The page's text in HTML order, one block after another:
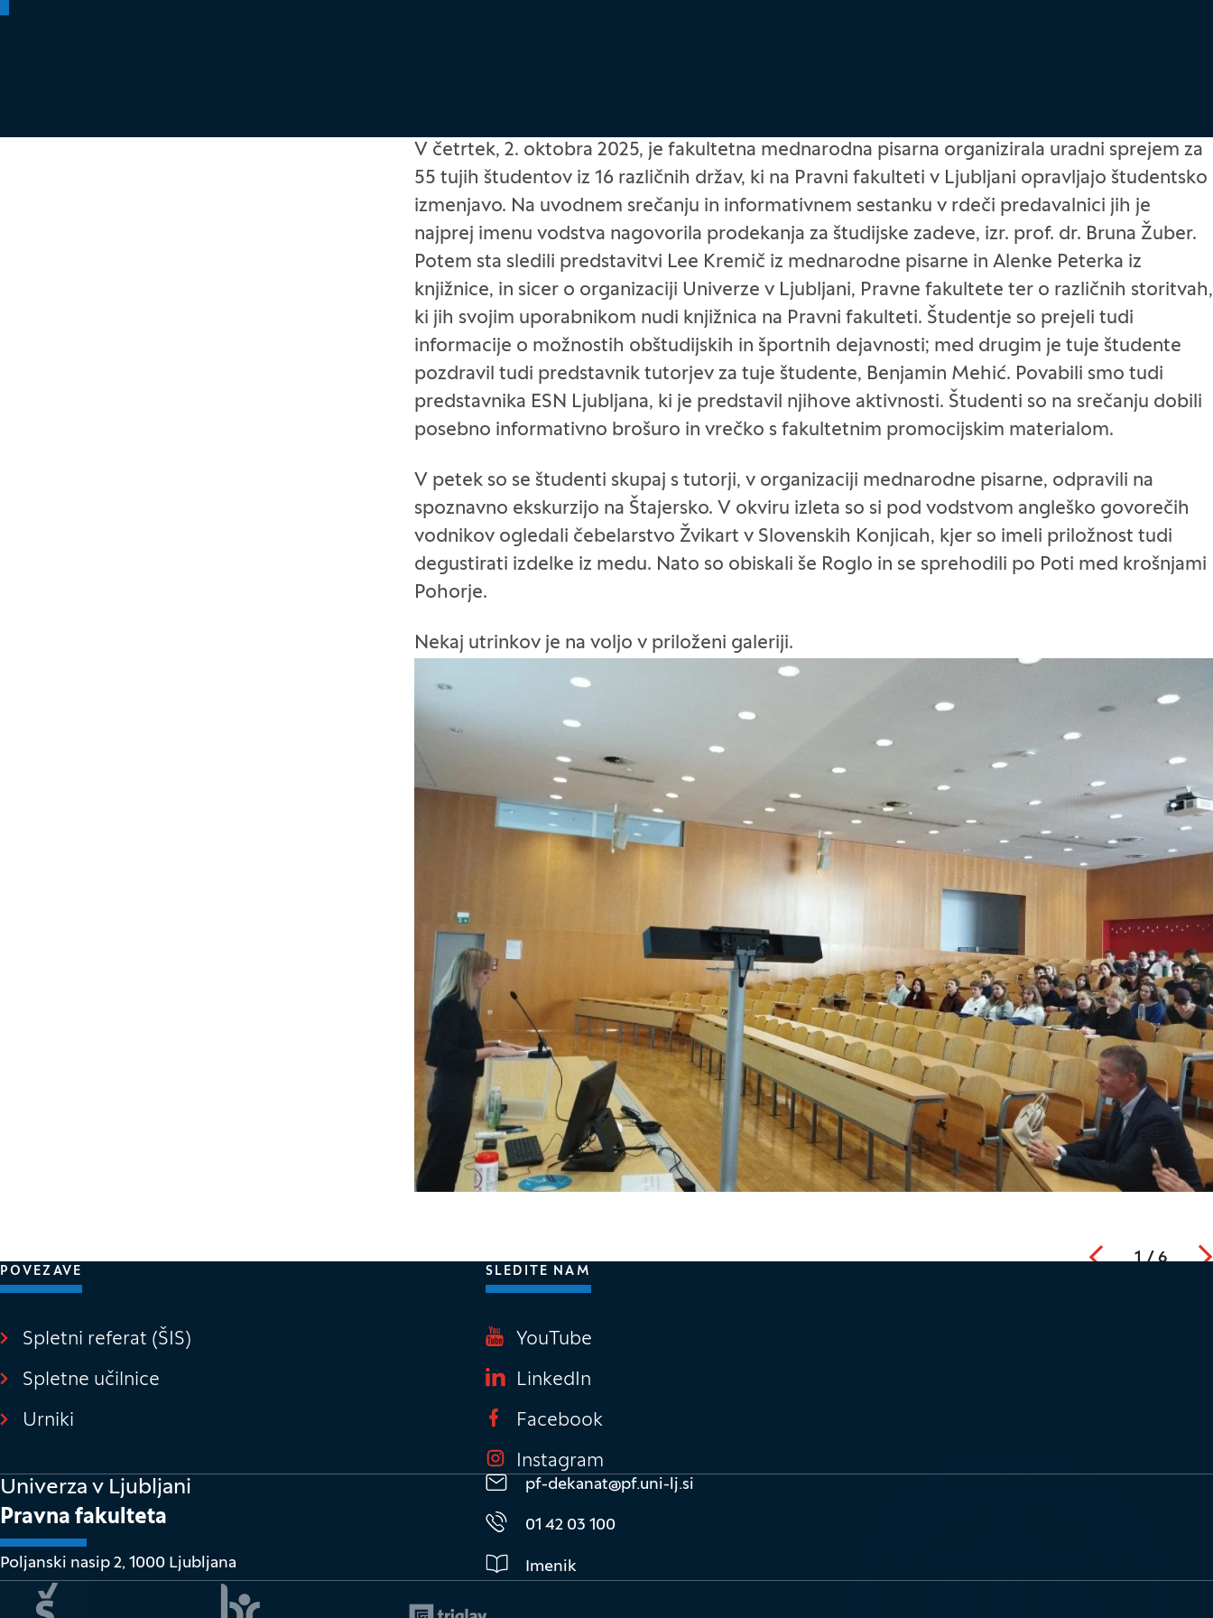
V četrtek, 2. oktobra 2025, je fakultetna mednarodna pisarna organizirala uradni sprejem za
55 tujih študentov iz 16 različnih držav, ki na Pravni fakulteti v Ljubljani opravljajo študentsko
izmenjavo. Na uvodnem srečanju in informativnem sestanku v rdeči predavalnici jih je
najprej imenu vodstva nagovorila prodekanja za študijske zadeve, izr. prof. dr. Bruna Žuber.
Potem sta sledili predstavitvi Lee Kremič iz mednarodne pisarne in Alenke Peterka iz
knjižnice, in sicer o organizaciji Univerze v Ljubljani, Pravne fakultete ter o različnih storitvah,
ki jih svojim uporabnikom nudi knjižnica na Pravni fakulteti. Študentje so prejeli tudi
informacije o možnostih obštudijskih in športnih dejavnosti; med drugim je tuje študente
pozdravil tudi predstavnik tutorjev za tuje študente, Benjamin Mehić. Povabili smo tudi
predstavnika ESN Ljubljana, ki je predstavil njihove aktivnosti. Študenti so na srečanju dobili
posebno informativno brošuro in vrečko s fakultetnim promocijskim materialom.
V petek so se študenti skupaj s tutorji, v organizaciji mednarodne pisarne, odpravili na
spoznavno ekskurzijo na Štajersko. V okviru izleta so si pod vodstvom angleško govorečih
vodnikov ogledali čebelarstvo Žvikart v Slovenskih Konjicah, kjer so imeli priložnost tudi
degustirati izdelke iz medu. Nato so obiskali še Roglo in se sprehodili po Poti med krošnjami
Pohorje.
Nekaj utrinkov je na voljo v priloženi galeriji.
1/6
POVEZAVE
Spletni referat (ŠIS)
Spletne učilnice
Urniki
SLEDITE NAM
YouTube
LinkedIn
Facebook
Instagram
Univerza v Ljubljani
Pravna fakulteta
Poljanski nasip 2, 1000 Ljubljana
pf-dekanat@pf.uni-lj.si
01 42 03 100
Imenik